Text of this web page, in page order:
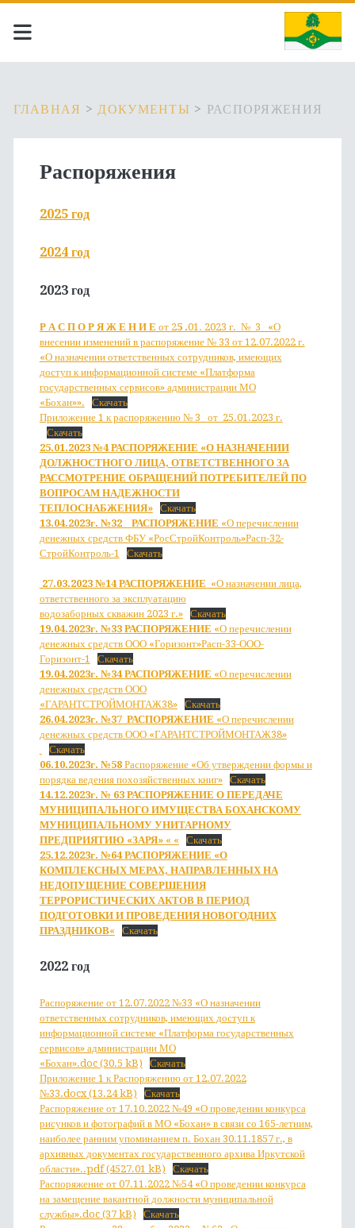
ГЛАВНАЯ >ДОКУМЕНТЫ > РАСПОРЯЖЕНИЯ
Распоряжения
2025 год
2024 год
2023 год
Р А С П О Р Я Ж Е Н И Е от 25.01. 2023 г. № 3
«О
внесении изменений в распоряжение № 33 от 12.07.2022 г.
«О назначении ответственных сотрудников, имеющих
доступ к информационной системе «Платформа
государственных сервисов» администрации МО
«Бохан»».
Скачать
Приложение 1 к распоряжению № 3 от 25.01.2023 г.
Скачать
25.01.2023 №4 РАСПОРЯЖЕНИЕ «О НАЗНАЧЕНИИ
ДОЛЖНОСТНОГО ЛИЦА, ОТВЕТСТВЕННОГО ЗА
РАССМОТРЕНИЕ ОБРАЩЕНИЙ ПОТРЕБИТЕЛЕЙ ПО
ВОПРОСАМ НАДЕЖНОСТИ
ТЕПЛОСНАБЖЕНИЯ»
Скачать
13.04.2023г. №32 РАСПОРЯЖЕНИЕ «О перечислении
денежных средств ФБУ «РосСтройКонтроль»Расп-32-
СтройКонтроль-1
Скачать
27.03.2023 №14РАСПОРЯЖЕНИЕ «О назначении лица,
ответственного за эксплуатацию
водозаборных скважин 2023 г.»
Скачать
19.04.2023г. №33 РАСПОРЯЖЕНИЕ «О перечислении
денежных средств ООО «Горизонт»Расп-33-ООО-
Горизонт-1
Скачать
19.04.2023г. №34РАСПОРЯЖЕНИЕ «О перечислении
денежных средств ООО
«ГАРАНТСТРОЙМОНТАЖ38»
Скачать
26.04.2023г. №37 РАСПОРЯЖЕНИЕ «О перечислении
денежных средств ООО «ГАРАНТСТРОЙМОНТАЖ38»
Скачать
06.10.2023г. №58Распоряжение «Об утверждении формы и
порядка ведения похозяйственных книг»
Скачать
14.12.2023г. № 63 РАСПОРЯЖЕНИЕ О ПЕРЕДАЧЕ
МУНИЦИПАЛЬНОГО ИМУЩЕСТВА БОХАНСКОМУ
МУНИЦИПАЛЬНОМУ УНИТАРНОМУ
ПРЕДПРИЯТИЮ «ЗАРЯ» « «
Скачать
25.12.2023г. №64 РАСПОРЯЖЕНИЕ «О
КОМПЛЕКСНЫХ МЕРАХ, НАПРАВЛЕННЫХ НА
НЕДОПУЩЕНИЕ СОВЕРШЕНИЯ
ТЕРРОРИСТИЧЕСКИХ АКТОВ В ПЕРИОД
ПОДГОТОВКИ И ПРОВЕДЕНИЯ НОВОГОДНИХ
ПРАЗДНИКОВ« Скачать
2022 год
Распоряжение от 12.07.2022 №33 «О назначении
ответственных сотрудников, имеющих доступ к
информационной системе «Платформа государственных
сервисов» администрации МО
«Бохан».doc (30.5 kB)
Скачать
Приложение 1 к Распоряжению от 12.07.2022
№33.docx (13.24 kB)
Скачать
Распоряжение от 17.10.2022 №49 «О проведении конкурса
рисунков и фотографий в МО «Бохан» в связи со 165-летним,
наиболее ранним упоминанием п. Бохан 30.11.1857 г., в
архивных документах государственного архива Иркутской
области»..pdf (4527.01 kB)
Скачать
Распоряжение от 07.11.2022 №54 «О проведении конкурса
на замещение вакантной должности муниципальной
службы».doc (37 kB)
Скачать